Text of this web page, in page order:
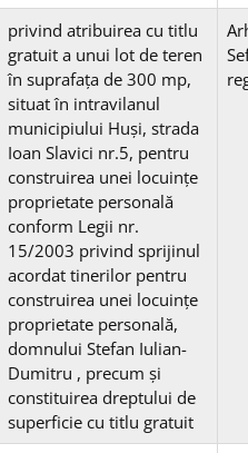
privind atribuirea cu titlu
gratuit a unui lot de teren
în suprafaţa de 300 mp,
situat în intravilanul
municipiului Huşi, strada
Ioan Slavici nr.5, pentru
construirea unei locuinţe
proprietate personală
conform Legii nr.
15/2003 privind sprijinul
acordat tinerilor pentru
construirea unei locuinţe
proprietate personală,
domnului Stefan Iulian-
Dumitru , precum și
constituirea dreptului de
superficie cu titlu gratuit